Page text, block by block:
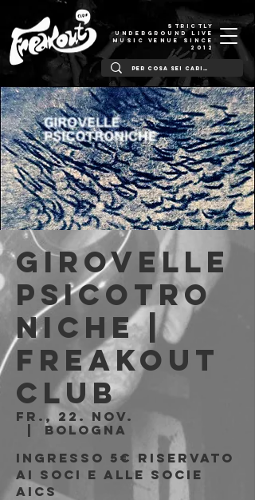
STRICTLY
UNDERGROUND LIVE
MUSIC VENUE SINCE
2012
Girovelle
Psicotro
niche |
Freakout
Club
Fr., 22. Nov.
Bologna
Ingresso 5€ riservato
ai soci e alle socie
AICS